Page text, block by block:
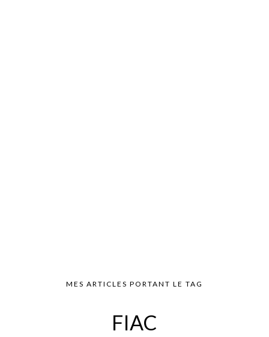
MES ARTICLES PORTANT LE TAG
FIAC